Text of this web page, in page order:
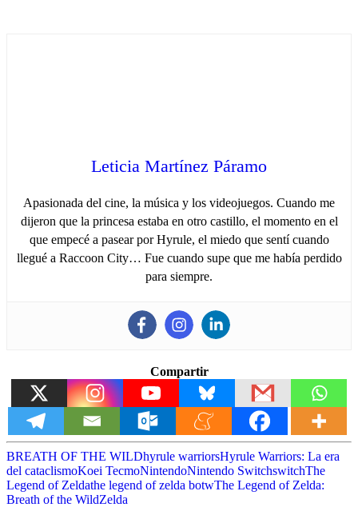
Leticia Martínez Páramo
Apasionada del cine, la música y los videojuegos. Cuando me
dijeron que la princesa estaba en otro castillo, el momento en el
que empecé a pasear por Hyrule, el miedo que sentí cuando
llegué a Raccoon City… Fue cuando supe que me había perdido
para siempre.
Compartir
BREATH OF THE WILDhyrule warriorsHyrule Warriors: La era
del cataclismoKoei TecmoNintendoNintendo SwitchswitchThe
Legend of Zeldathe legend of zelda botwThe Legend of Zelda:
Breath of the WildZelda